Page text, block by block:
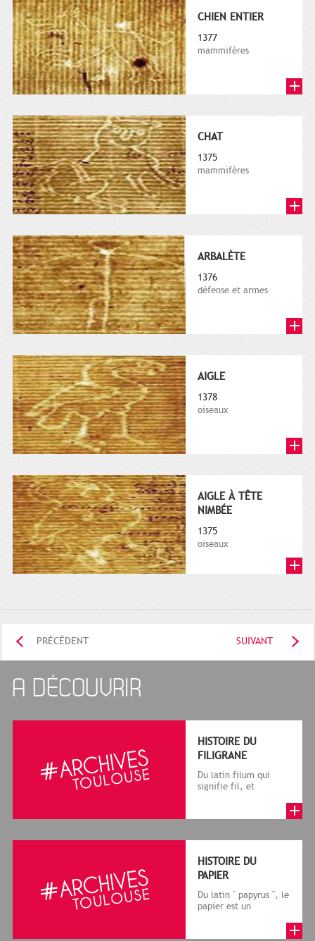
CHIEN ENTIER
1377
mammifères
CHAT
1375
mammifères
ARBALÈTE
1376
défense et armes
AIGLE
1378
oiseaux
AIGLE À TÊTE
NIMBÉE
1375
oiseaux
PRÉCÉDENT SUIVANT
A DÉCOUVRIR
HISTOIRE DU
FILIGRANE
Du latin filum qui
signifie fil, et
le cadre de la f...
HISTOIRE DU
PAPIER
Du latin " papyrus ", le
papier est un